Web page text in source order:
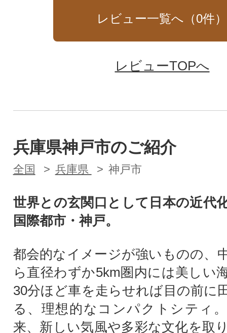
レビュー一覧へ（0件）
レビューTOPへ
兵庫県神戸市のご紹介
全国 兵庫県 神戸市
世界との玄関口として日本の近代
国際都市・神戸。
都会的なイメージが強いものの、
ら直径わずか5km圏内には美しい
30分ほど車を走らせれば目の前に
る、理想的なコンパクトシティ
来、新しい気風や多彩な文化を取